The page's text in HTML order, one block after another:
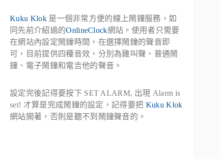
Kuku Klok是一個非常方便的線上鬧鐘服務，如
同先前介紹過的OnlineClock網站。使用者只需要
在網站內設定鬧鐘時間，在選擇鬧鐘的聲音即
可，目前提供四種音效，分別為雞叫聲、普通鬧
鐘、電子鬧鐘和電吉他的聲音。
設定完後記得要按下 SET ALARM, 出現 Alarm is
set! 才算是完成鬧鐘的設定，記得要把 Kuku Klok
網站開著，否則是聽不到鬧鐘聲音的。